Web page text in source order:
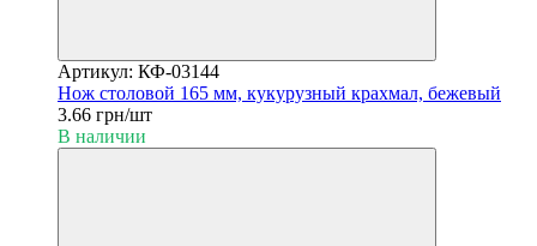
Артикул: КФ-03144
Нож столовой 165 мм, кукурузный крахмал, бежевый
3.66 грн/шт
В наличии